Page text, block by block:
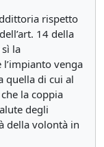
rispetto
14 della
la
venga
quella di cui al
la coppia
degli
della volontà in